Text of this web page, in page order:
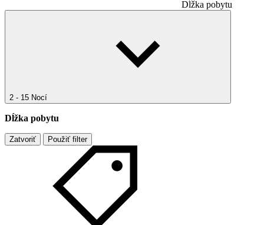
Dĺžka pobytu
2 - 15 Nocí
Dĺžka pobytu
Zatvoriť Použiť filter